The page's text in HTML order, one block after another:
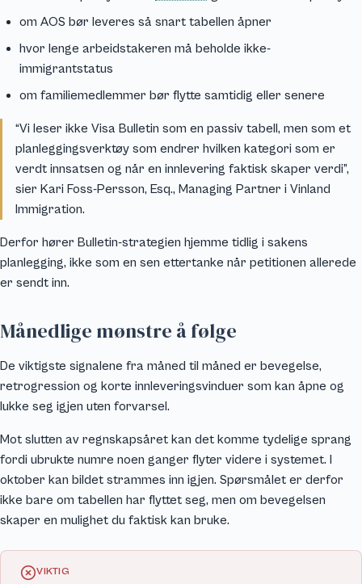
om AOS bør leveres så snart tabellen åpner
hvor lenge arbeidstakeren må beholde ikke-
immigrantstatus
om familiemedlemmer bør flytte samtidig eller senere
“Vi leser ikke Visa Bulletin som en passiv tabell, men som et
planleggingsverktøy som endrer hvilken kategori som er
verdt innsatsen og når en innlevering faktisk skaper verdi”,
sier Kari Foss-Persson, Esq., Managing Partner i Vinland
Immigration.
Derfor hører Bulletin-strategien hjemme tidlig i sakens
planlegging, ikke som en sen ettertanke når petitionen allerede
er sendt inn.
Månedlige mønstre å følge
De viktigste signalene fra måned til måned er bevegelse,
retrogression og korte innleveringsvinduer som kan åpne og
lukke seg igjen uten forvarsel.
Mot slutten av regnskapsåret kan det komme tydelige sprang
fordi ubrukte numre noen ganger flyter videre i systemet. I
oktober kan bildet strammes inn igjen. Spørsmålet er derfor
ikke bare om tabellen har flyttet seg, men om bevegelsen
skaper en mulighet du faktisk kan bruke.
VIKTIG